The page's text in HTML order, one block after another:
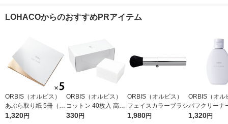
LOHACOからのおすすめPRアイテム
ORBIS（オルビス）
あぶら取り紙 5冊（30
枚×5冊）
1,320円
ORBIS（オルビス）
コットン 40枚入 高級
綿100％
330円
ORBIS（オルビス）
フェイスカラーブラシ
1,980円
ORBIS（オル
パフクリーナ
×2個
1,320円